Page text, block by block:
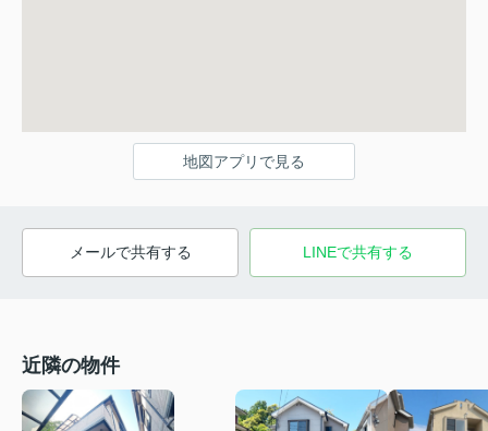
地図アプリで見る
メールで共有する LINEで共有する
近隣の物件